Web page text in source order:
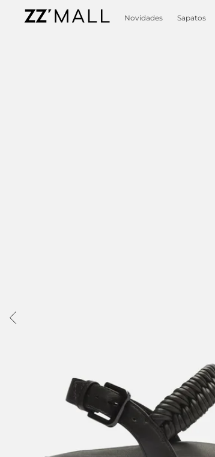
Novidades Sapatos